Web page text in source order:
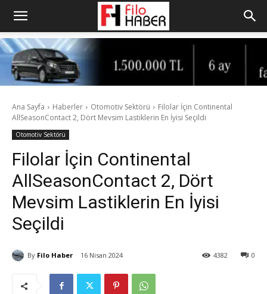
Ana Sayfa Haberler Otomotiv Sektörü
Filolar İçin Continental
AllSeasonContact 2, Dört Mevsim Lastiklerin En İyisi Seçildi
Otomotiv Sektörü
Filolar İçin Continental
AllSeasonContact 2, Dört
Mevsim Lastiklerin En İyisi
Seçildi
By Filo Haber 16 Nisan 2024 0
4382